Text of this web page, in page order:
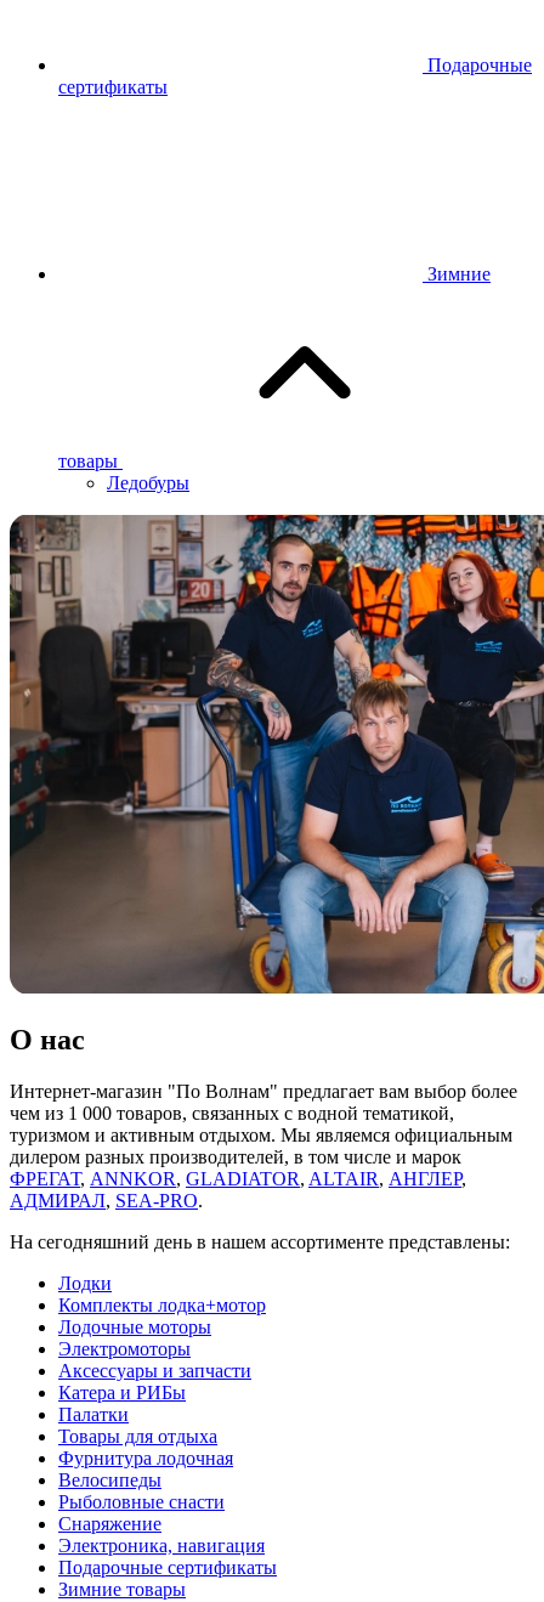
Подарочные
сертификаты
Зимние
товары
Ледобуры
О нас
Интернет-магазин "По Волнам" предлагает вам выбор более
чем из 1 000 товаров, связанных с водной тематикой,
туризмом и активным отдыхом. Мы являемся официальным
дилером разных производителей, в том числе и марок
ФРЕГАТ, ANNKOR, GLADIATOR, ALTAIR, АНГЛЕР,
АДМИРАЛ, SEA-PRO.
На сегодняшний день в нашем ассортименте представлены:
Лодки
Комплекты лодка+мотор
Лодочные моторы
Электромоторы
Аксессуары и запчасти
Катера и РИБы
Палатки
Товары для отдыха
Фурнитура лодочная
Велосипеды
Рыболовные снасти
Снаряжение
Электроника, навигация
Подарочные сертификаты
Зимние товары